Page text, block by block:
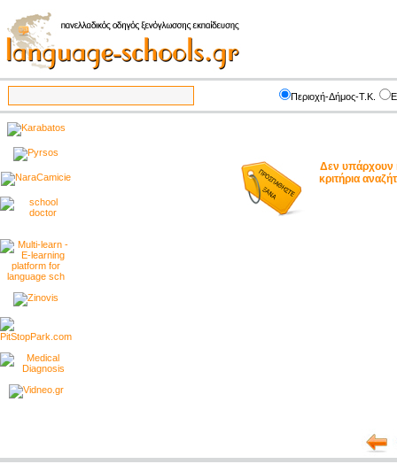
Περιοχή-Δήμος-Τ.Κ.
Δεν υπάρχουν
κριτήρια